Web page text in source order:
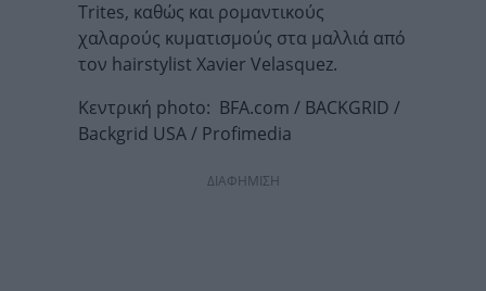
Trites, καθώς και ρομαντικούς
χαλαρούς κυματισμούς στα μαλλιά από
τον hairstylist Xavier Velasquez.
Κεντρική photo: BFA.com / BACKGRID /
Backgrid USA / Profimedia
ΔΙΑΦΗΜΙΣΗ